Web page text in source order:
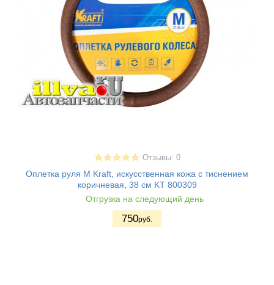
Отзывы: 0
Оплетка руля M Kraft, искусственная кожа с тиснением
коричневая, 38 см KT 800309
Отгрузка на следующий день
750руб.